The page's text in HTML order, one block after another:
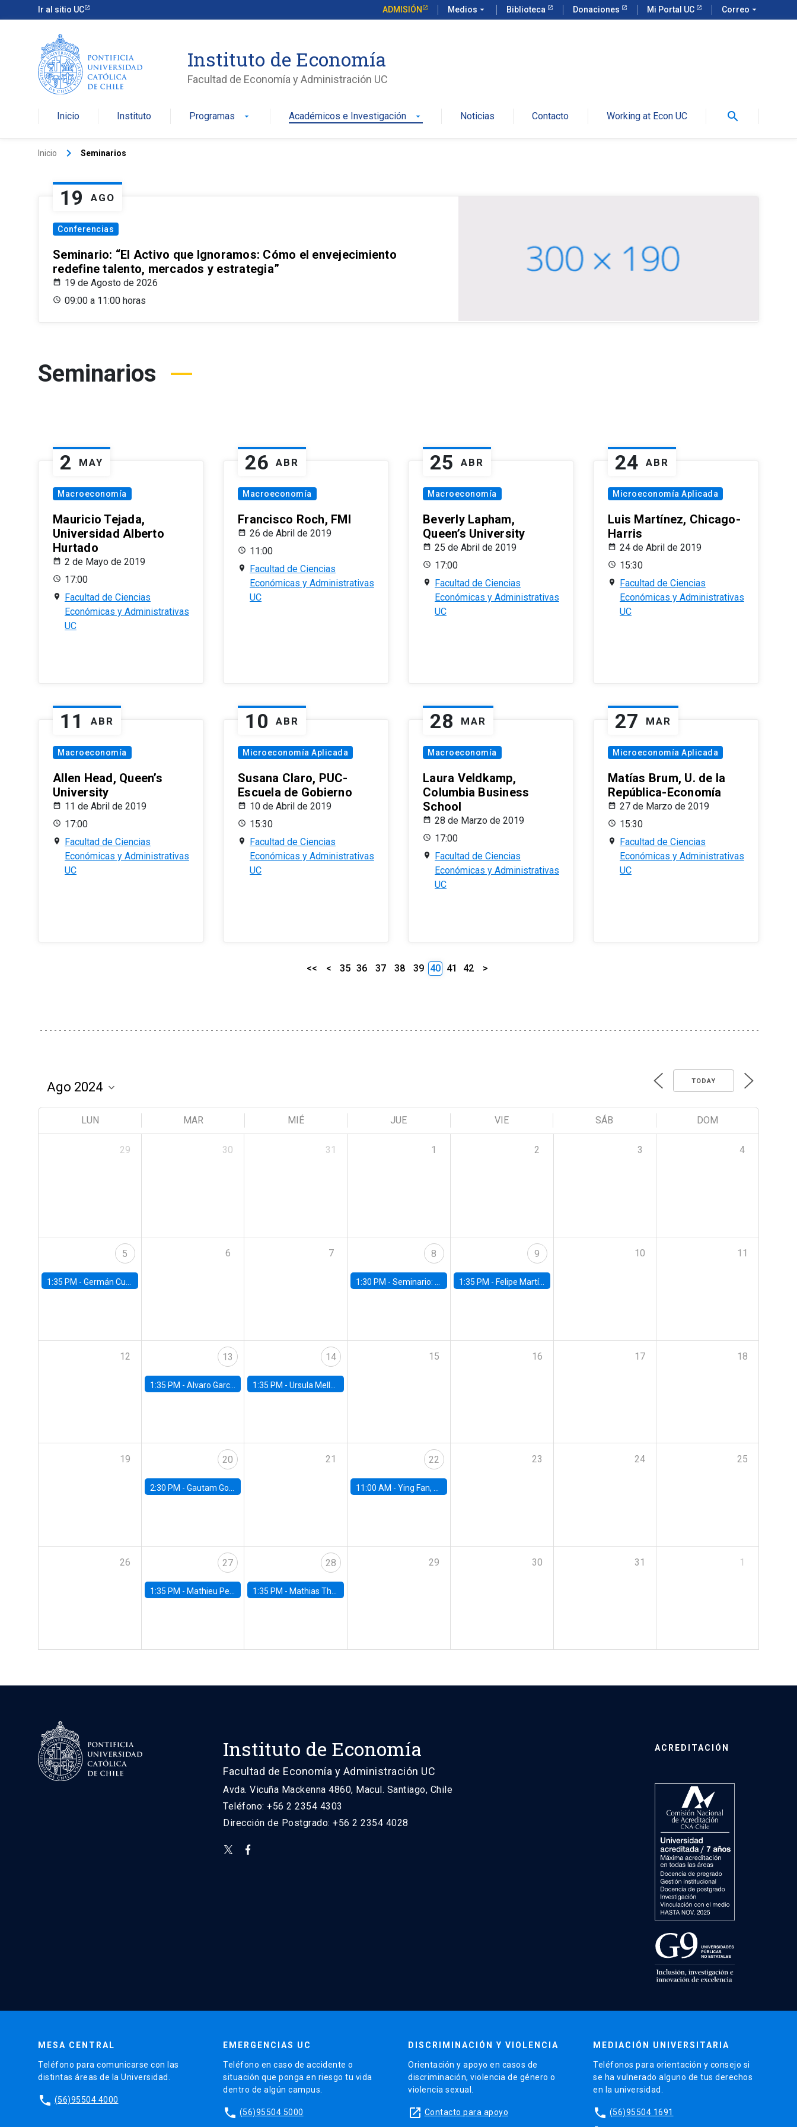
Ir al sitio UC ADMISIÓN Medios arrow_drop_down Biblioteca Donaciones Mi Portal UC Correo arrow_drop_down
Instituto de Economía
Facultad de Economía y Administración UC
Inicio Instituto Programas arrow_drop_down Académicos e Investigación arrow_drop_down Noticias Contacto Working at Econ UC search
Inicio keyboard_arrow_right Seminarios
19 AGO
Conferencias
Seminario: “El Activo que Ignoramos: Cómo el envejecimiento
redefine talento, mercados y estrategia”
19 de Agosto de 2026
09:00 a 11:00 horas
Seminarios
2 MAY
Macroeconomía
Mauricio Tejada,
Universidad Alberto
Hurtado
2 de Mayo de 2019
17:00
Facultad de Ciencias
Económicas y Administrativas
UC
26 ABR
Macroeconomía
Francisco Roch, FMI
26 de Abril de 2019
11:00
Facultad de Ciencias
Económicas y Administrativas
UC
25 ABR
Macroeconomía
Beverly Lapham,
Queen’s University
25 de Abril de 2019
17:00
Facultad de Ciencias
Económicas y Administrativas
UC
24 ABR
Microeconomía Aplicada
Luis Martínez, Chicago-
Harris
24 de Abril de 2019
15:30
Facultad de Ciencias
Económicas y Administrativas
UC
11 ABR
Macroeconomía
Allen Head, Queen’s
University
11 de Abril de 2019
17:00
Facultad de Ciencias
Económicas y Administrativas
UC
10 ABR
Microeconomía Aplicada
Susana Claro, PUC-
Escuela de Gobierno
10 de Abril de 2019
15:30
Facultad de Ciencias
Económicas y Administrativas
UC
28 MAR
Macroeconomía
Laura Veldkamp,
Columbia Business
School
28 de Marzo de 2019
17:00
Facultad de Ciencias
Económicas y Administrativas
UC
27 MAR
Microeconomía Aplicada
Matías Brum, U. de la
República-Economía
27 de Marzo de 2019
15:30
Facultad de Ciencias
Económicas y Administrativas
UC
<< < 35 36 37 38 39 40 41 42 >
TODAY
LUN MAR MIÉ JUE VIE SÁB DOM
29 30 31 1 2 3 4
5
1:35 PM - Germán Cubas, University of Houston
6 7 8
1:30 PM -Seminario: “Recuperando la humanidad para progresar en la era de la IA»
9
1:35 PM - Felipe Martínez, alumno Doctorado en Economía UC
10 11
12 13
1:35 PM - Alvaro Garcia-Marin, Universidad de Los Andes
14
1:35 PM -Ursula Mello, Insper - Institute of Education and Research
15 16 17 18
19 20
2:30 PM - Gautam Gowrisankaran, Columbia University
21 22
11:00 AM -Ying Fan, University of Michigan
23 24 25
26 27
1:35 PM - Mathieu Pedemonte, IDB
28
1:35 PM - Mathias Thoenig, University of Lausanne
29 30 31 1
Instituto de Economía
Facultad de Economía y Administración UC
Avda. Vicuña Mackenna 4860, Macul. Santiago, Chile
Teléfono: +56 2 2354 4303
Dirección de Postgrado: +56 2 2354 4028
ACREDITACIÓN
MESA CENTRAL
Teléfono para comunicarse con las
distintas áreas de la Universidad.
phone (56)95504 4000
EMERGENCIAS UC
Teléfono en caso de accidente o
situación que ponga en riesgo tu vida
dentro de algún campus.
phone (56)95504 5000
DISCRIMINACIÓN Y VIOLENCIA
Orientación y apoyo en casos de
discriminación, violencia de género o
violencia sexual.
launch Contacto para apoyo
MEDIACIÓN UNIVERSITARIA
Teléfonos para orientación y consejo si
se ha vulnerado alguno de tus derechos
en la universidad.
phone (56)95504 1691